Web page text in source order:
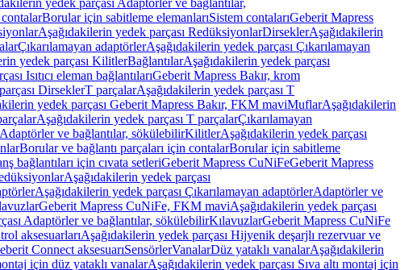
yedek parçası Adaptörler ve bağlantılar,
Borular için sabitleme elemanlarıSistem contalarıGeberit Mapress
Aşağıdakilerin yedek parçası RedüksiyonlarDirseklerAşağıdakilerin
Çıkarılamayan adaptörlerAşağıdakilerin yedek parçası Çıkarılamayan
yedek parçası KilitlerBağlantılarAşağıdakilerin yedek parçası
Isıtıcı eleman bağlantılarıGeberit Mapress Bakır, krom
DirseklerT parçalarAşağıdakilerin yedek parçası T
yedek parçası Geberit Mapress Bakır, FKM maviMuflarAşağıdakilerin
Aşağıdakilerin yedek parçası T parçalarÇıkarılamayan
ve bağlantılar, sökülebilirKilitlerAşağıdakilerin yedek parçası
Borular ve bağlantı parçaları için contalarBorular için sabitleme
bağlantıları için cıvata setleriGeberit Mapress CuNiFeGeberit Mapress
Aşağıdakilerin yedek parçası
Aşağıdakilerin yedek parçası Çıkarılamayan adaptörlerAdaptörler ve
Geberit Mapress CuNiFe, FKM maviAşağıdakilerin yedek parçası
Adaptörler ve bağlantılar, sökülebilirKılavuzlarGeberit Mapress CuNiFe
aksesuarlarıAşağıdakilerin yedek parçası Hijyenik deşarjlı rezervuar ve
Connect aksesuarıSensörlerVanalarDüz yataklı vanalarAşağıdakilerin
için düz yataklı vanalarAşağıdakilerin yedek parçası Sıva altı montaj için